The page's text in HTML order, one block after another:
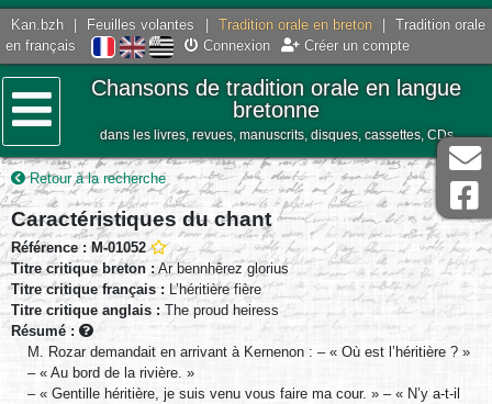
Kan.bzh Feuilles volantes Tradition orale en breton
Tradition orale
en français
Connexion Créer un compte
Menu
Chansons de tradition orale en langue
bretonne
dans les livres, revues, manuscrits, disques, cassettes, CDs
Retour à la recherche
Caractéristiques du chant
Référence : M-01052
Titre critique breton : Ar bennhêrez glorius
Titre critique français : L’héritière fière
Titre critique anglais : The proud heiress
Résumé :
M. Rozar demandait en arrivant à Kernenon : – « Où est l’héritière ? »
– « Au bord de la rivière. »
– « Gentille héritière, je suis venu vous faire ma cour. » – « N’y a-t-il